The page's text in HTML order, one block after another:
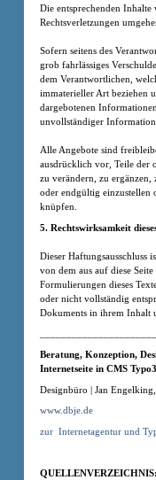
Die entsprechenden Inhalte
Rechtsverletzungen
Sofern seitens des
grob fahrlässiges
dem Verantwortlichen,
immaterieller Art beziehen
dargebotenen
unvollständiger
Alle Angebote sind
ausdrücklich vor, Teile der
zu verändern, zu
oder endgültig einzustellen
knüpfen.
5. Rechtswirksamkeit
Dieser Haftungsausschluss
von dem aus auf diese
Formulierungen dieses
oder nicht vollständig
Dokuments in ihrem Inhalt
Beratung, Konzeption,
Internetseite in CMS
Designbüro | Jan
www.dbje.de
zur Internetagentur und